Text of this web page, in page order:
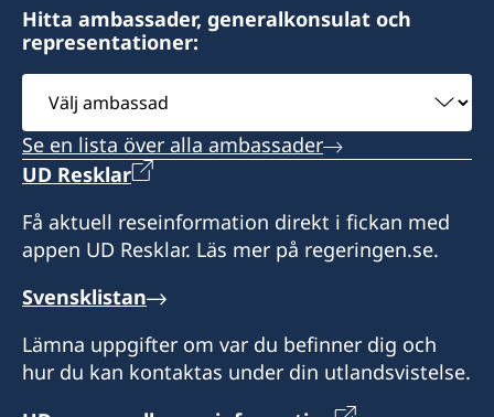
Sveriges konsulat:
Segara Village Hotel
Jl. Segara Ayu, Sanur,
Denpasar 80228
Bali - Indonesia
Besökstid:
kl. 10.00 – 13.00, 14.00 – 15.00
Konsulär assistent
Hitta ambassader, generalkonsulat och
representationer:
Välj
ambassad
Se en lista över alla ambassader
UD Resklar
Få aktuell reseinformation direkt i fickan med
appen UD Resklar. Läs mer på regeringen.se.
Svensklistan
Lämna uppgifter om var du befinner dig och
hur du kan kontaktas under din utlandsvistelse.